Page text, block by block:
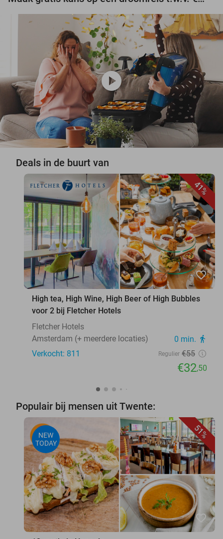
play_circle
Deals in de buurt van
41%
favorite_border
High tea, High Wine, High Beer of High Bubbles
voor 2 bij Fletcher Hotels
Fletcher Hotels
Amsterdam (+ meerdere locaties)
0 min. directions_walk
Verkocht: 811 Regulier €55
€32,50
Populair bij mensen uit Twente:
51%
NEW
TODAY
favorite_border